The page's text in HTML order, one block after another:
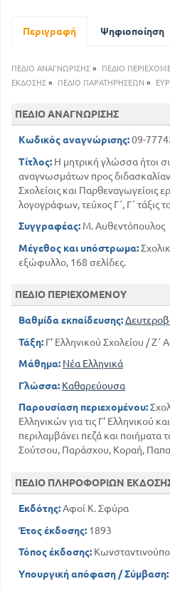
Χαρακτηρισμός Ανδρέα
Τύχη Ομήρου
Ο μέγας επαίτης
Μαρία Δοξαπατρή
Το ρόδον
Λόγος επιτάφειος στον
Στρατής Καλοπίχειρος
Τι είναι φιλοκαλία
Προς τον φίλο μου Παράσχο
Τω φίλω Βαλαωριτη
Σωκράτης και Αριστοφάνης
Γαλάτεια
Τι λέει η θάλασσα ;
Επί την ανακομιδή των
Η σωτηρία του Αρίονος
Το μάτι και το χέρι
Προς την Ευανθία Καϊρή
Ο Μώκος
Περιγραφή Ψηφιοποίηση
ΠΕΔΙΟ ΑΝΑΓΝΩΡΙΣΗΣ » ΠΕΔΙΟ
ΕΚΔΟΣΗΣ » ΠΕΔΙΟ ΠΑΡΑΤΗΡΗΣΕΩΝ »
ΠΕΔΙΟ ΑΝΑΓΝΩΡΙΣΗΣ
Κωδικός αναγνώρισης:09-
Τίτλος: Η μητρική γλώσσα ήτοι
αναγνωσμάτων προς διδασκαλίαν
Σχολείοις και Παρθεναγωγείοις
λογογράφων, τεύχος Γ΄, Γ΄ τάξις
Συγγραφέας: Μ. Αυθεντόπουλος
Μέγεθος και υπόστρωμα:
εξώφυλλο, 168 σελίδες.
ΠΕΔΙΟ ΠΕΡΙΕΧΟΜΕΝΟΥ
Βαθμίδα εκπαίδευσης:
Τάξη: Γ' Ελληνικού Σχολείου / Ζ΄
Μάθημα: Νέα Ελληνικά
Γλώσσα: Καθαρεύουσα
Παρουσίαση περιεχομένου:
Ελληνικών για τις Γ' Ελληνικού
περιλαμβάνει πεζά και
Σούτσου, Παράσχου, Κοραή,
ΠΕΔΙΟ ΠΛΗΡΟΦΟΡΙΩΝ
Εκδότης:Αφοί Κ. Σφύρα
Έτος έκδοσης: 1893
Τόπος έκδοσης:
Υπουργική απόφαση / Σύμβαση: